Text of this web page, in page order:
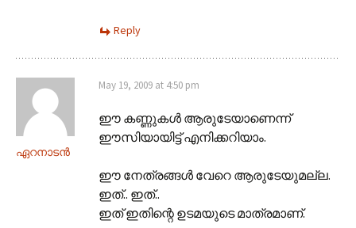
Reply
ഏറനാടന്‍
May 19, 2009 at 4:50 pm
ഈ കണ്ണുകള്‍ ആരുടേയാണെന്ന്
ഈസിയായിട്ട് എനിക്കറിയാം.
ഈ നേത്രങ്ങള്‍ വേറെ ആരുടേയുമല്ല.
ഇത്.. ഇത്..
ഇത് ഇതിന്റെ ഉടമയുടെ മാത്രമാണ്‌.